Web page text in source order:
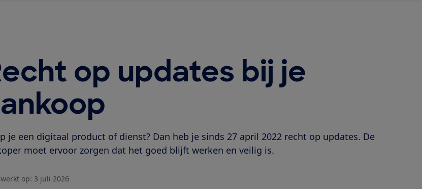
op updates bij je
je een digitaal product of dienst? Dan heb je sinds 27 april 2022 recht op updates. De
moet ervoor zorgen dat het goed blijft werken en veilig is.
op: 3 juli 2026